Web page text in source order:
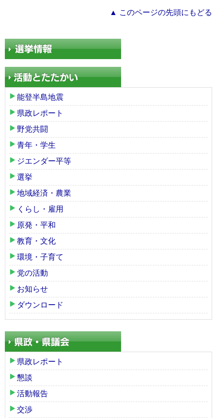
▲ このページの先頭にもどる
能登半島地震
県政レポート
野党共闘
青年・学生
ジエンダー平等
選挙
地域経済・農業
くらし・雇用
原発・平和
教育・文化
環境・子育て
党の活動
お知らせ
ダウンロード
県政レポート
懇談
活動報告
交渉